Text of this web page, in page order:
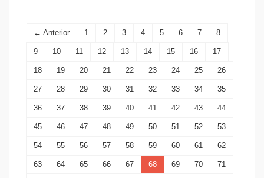
← Anterior 1 2 3 4 5 6 7 8
9 10 11 12 13 14 15 16 17
18 19 20 21 22 23 24 25 26
27 28 29 30 31 32 33 34 35
36 37 38 39 40 41 42 43 44
45 46 47 48 49 50 51 52 53
54 55 56 57 58 59 60 61 62
63 64 65 66 67 68 69 70 71